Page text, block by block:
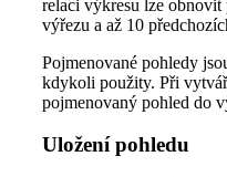
relaci výkresu lze obnovit
výřezu a až 10
Pojmenované pohledy
kdykoli použity. Při
pojmenovaný pohled do
Uložení pohledu